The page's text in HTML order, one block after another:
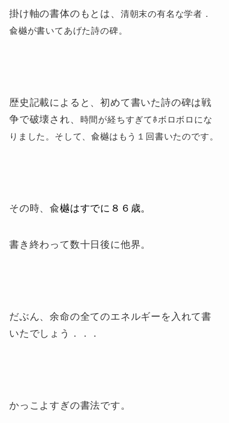
掛け軸の書体のもとは、 清朝末の有名な学者．
兪樾が書いてあげた詩の碑。
歴史記載によると、初めて書いた詩の碑は戦
争で破壊され、 時間が経ちすぎてﾎボロボロにな
りました。 そして、兪樾はもう１回書いたのです。
その時、兪樾はすでに８６歳。
書き終わって数十日後に他界。
だぶん、余命の全てのエネルギーを入れて書
いたでしょう．．．
かっこよすぎの書法です。